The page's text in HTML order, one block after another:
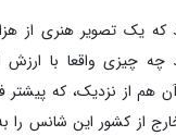
که یک تصویر هنری از
چه چیزی واقعا با
هم از نزدیک، که
از کشور این شانس را